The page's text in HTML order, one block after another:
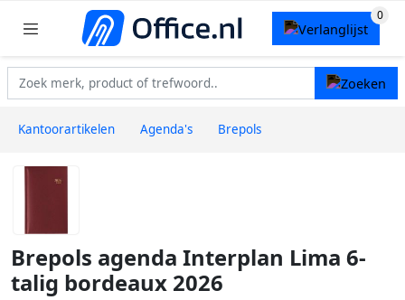
Kantoorartikelen Agenda's Brepols
Brepols agenda Interplan Lima 6-
talig bordeaux 2026